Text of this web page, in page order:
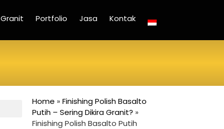
Granit Portfolio Jasa Kontak
Home » Finishing Polish Basalto
Putih – Sering Dikira Granit? »
Finishing Polish Basalto Putih